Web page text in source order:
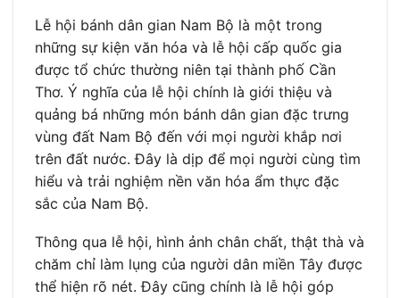
Lễ hội bánh dân gian Nam Bộ là một trong
những sự kiện văn hóa và lễ hội cấp quốc gia
được tổ chức thường niên tại thành phố Cần
Thơ. Ý nghĩa của lễ hội chính là giới thiệu và
quảng bá những món bánh dân gian đặc trưng
vùng đất Nam Bộ đến với mọi người khắp nơi
trên đất nước. Đây là dịp để mọi người cùng tìm
hiểu và trải nghiệm nền văn hóa ẩm thực đặc
sắc của Nam Bộ.
Thông qua lễ hội, hình ảnh chân chất, thật thà và
chăm chỉ làm lụng của người dân miền Tây được
thể hiện rõ nét. Đây cũng chính là lễ hội góp